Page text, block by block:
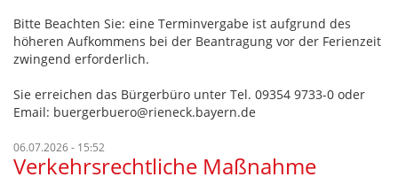
Bitte Beachten Sie: eine Terminvergabe ist aufgrund des
höheren Aufkommens bei der Beantragung vor der Ferienzeit
zwingend erforderlich.
Sie erreichen das Bürgerbüro unter Tel. 09354 9733-0 oder
Email: buergerbuero@rieneck.bayern.de
06.07.2026 - 15:52
Verkehrsrechtliche Maßnahme